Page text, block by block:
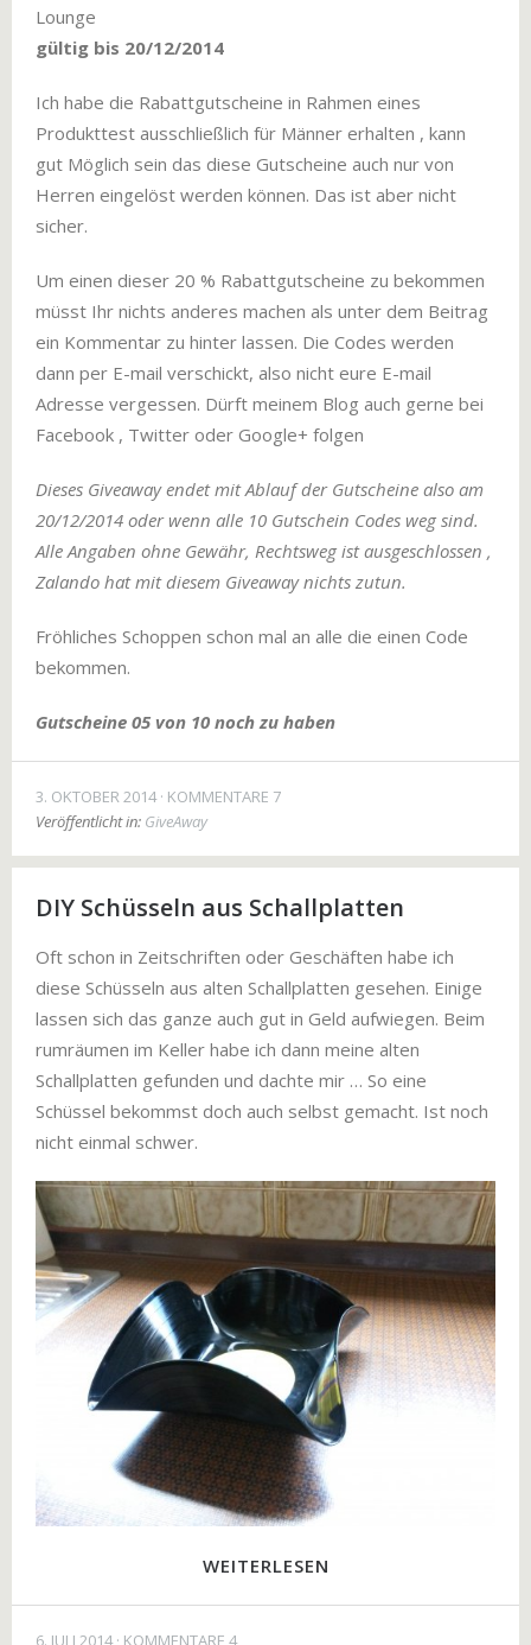
Lounge
gültig bis 20/12/2014
Ich habe die Rabattgutscheine in Rahmen eines
Produkttest ausschließlich für Männer erhalten , kann
gut Möglich sein das diese Gutscheine auch nur von
Herren eingelöst werden können. Das ist aber nicht
sicher.
Um einen dieser 20 % Rabattgutscheine zu bekommen
müsst Ihr nichts anderes machen als unter dem Beitrag
ein Kommentar zu hinter lassen. Die Codes werden
dann per E-mail verschickt, also nicht eure E-mail
Adresse vergessen. Dürft meinem Blog auch gerne bei
Facebook , Twitter oder Google+ folgen
Dieses Giveaway endet mit Ablauf der Gutscheine also am
20/12/2014 oder wenn alle 10 Gutschein Codes weg sind.
Alle Angaben ohne Gewähr, Rechtsweg ist ausgeschlossen ,
Zalando hat mit diesem Giveaway nichts zutun.
Fröhliches Schoppen schon mal an alle die einen Code
bekommen.
Gutscheine 05 von 10 noch zu haben
3. OKTOBER 2014 KOMMENTARE 7
Veröffentlicht in: GiveAway
DIY Schüsseln aus Schallplatten
Oft schon in Zeitschriften oder Geschäften habe ich
diese Schüsseln aus alten Schallplatten gesehen. Einige
lassen sich das ganze auch gut in Geld aufwiegen. Beim
rumräumen im Keller habe ich dann meine alten
Schallplatten gefunden und dachte mir … So eine
Schüssel bekommst doch auch selbst gemacht. Ist noch
nicht einmal schwer.
WEITERLESEN